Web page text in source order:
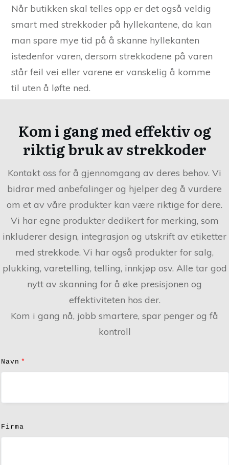
Når butikken skal telles opp er det også veldig
smart med strekkoder på hyllekantene, da kan
man spare mye tid på å skanne hyllekanten
istedenfor varen, dersom strekkodene på varen
står feil vei eller varene er vanskelig å komme
til uten å løfte ned.
Kom i gang med effektiv og
riktig bruk av strekkoder
Kontakt oss for å gjennomgang av deres behov. Vi
bidrar med anbefalinger og hjelper deg å vurdere
om et av våre produkter kan være riktige for dere.
Vi har egne produkter dedikert for merking, som
inkluderer design, integrasjon og utskrift av etiketter
med strekkode. Vi har også produkter for salg,
plukking, varetelling, telling, innkjøp osv. Alle tar god
nytt av skanning for å øke presisjonen og
effektiviteten hos der.
Kom i gang nå, jobb smartere, spar penger og få
kontroll
Navn
Firma